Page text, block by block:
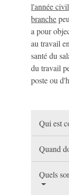
l'année
branche
a pour
au travail
santé du
du travail
poste ou
Qui est
Quand
Quels